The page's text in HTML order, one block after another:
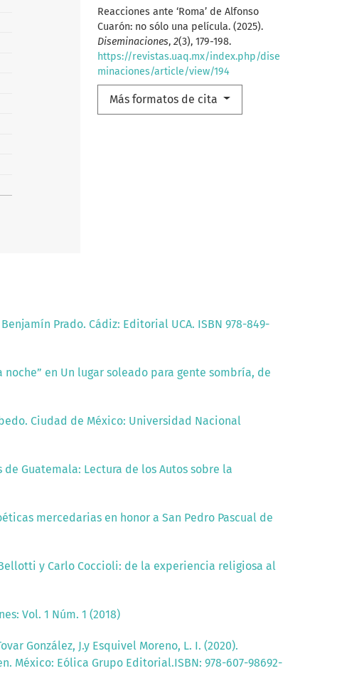
Reacciones ante ‘Roma’ de Alfonso
Cuarón: no sólo una película. (2025).
Diseminaciones, 2(3), 179-198.
https://revistas.uaq.mx/index.php/dise
minaciones/article/view/194
Más formatos de cita
Prado. Cádiz: Editorial UCA. ISBN 978-849-
en Un lugar soleado para gente sombría, de
Ciudad de México: Universidad Nacional
Guatemala: Lectura de los Autos sobre la
mercedarias en honor a San Pedro Pascual de
y Carlo Coccioli: de la experiencia religiosa al
Vol. 1 Núm. 1 (2018)
González, J.y Esquivel Moreno, L. I. (2020).
Eólica Grupo Editorial.ISBN: 978-607-98692-